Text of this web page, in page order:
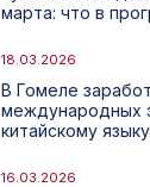
марта: что в
18.03.2026
В Гомеле
международных
китайскому языку
16.03.2026